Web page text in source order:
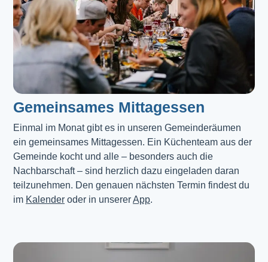
Gemeinsames Mittagessen
Einmal im Monat gibt es in unseren Gemeinderäumen
ein gemeinsames Mittagessen. Ein Küchenteam aus der
Gemeinde kocht und alle – besonders auch die
Nachbarschaft – sind herzlich dazu eingeladen daran
teilzunehmen. Den genauen nächsten Termin findest du
im Kalender oder in unserer App.